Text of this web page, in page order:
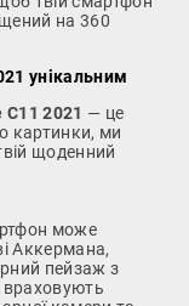
на 360
унікальним
C11 2021 — це
картинки, ми
щоденний
може
Аккермана,
пейзаж з
враховують